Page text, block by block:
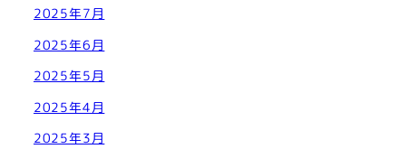
2025年7月
2025年6月
2025年5月
2025年4月
2025年3月